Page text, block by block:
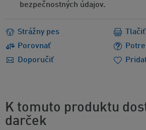
bezpečnostných údajov.
Strážny pes
Porovnať
Doporučiť
Tlačiť
K tomuto produktu
darček